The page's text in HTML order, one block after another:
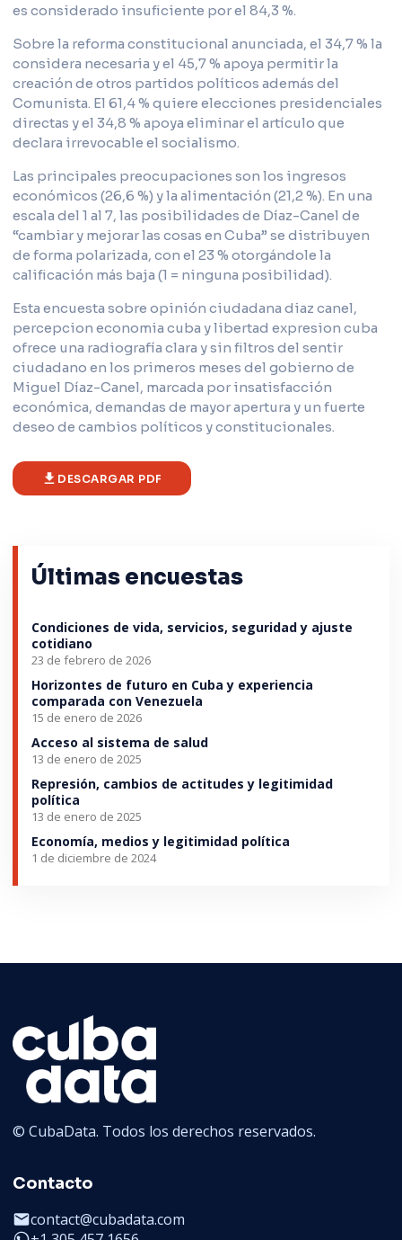
es considerado insuficiente por el 84,3 %.
Sobre la reforma constitucional anunciada, el 34,7 % la
considera necesaria y el 45,7 % apoya permitir la
creación de otros partidos políticos además del
Comunista. El 61,4 % quiere elecciones presidenciales
directas y el 34,8 % apoya eliminar el artículo que
declara irrevocable el socialismo.
Las principales preocupaciones son los ingresos
económicos (26,6 %) y la alimentación (21,2 %). En una
escala del 1 al 7, las posibilidades de Díaz-Canel de
“cambiar y mejorar las cosas en Cuba” se distribuyen
de forma polarizada, con el 23 % otorgándole la
calificación más baja (1 = ninguna posibilidad).
Esta encuesta sobre opinión ciudadana diaz canel,
percepcion economia cuba y libertad expresion cuba
ofrece una radiografía clara y sin filtros del sentir
ciudadano en los primeros meses del gobierno de
Miguel Díaz-Canel, marcada por insatisfacción
económica, demandas de mayor apertura y un fuerte
deseo de cambios políticos y constitucionales.
DESCARGAR PDF
Últimas encuestas
Condiciones de vida, servicios, seguridad y ajuste
cotidiano
23 de febrero de 2026
Horizontes de futuro en Cuba y experiencia
comparada con Venezuela
15 de enero de 2026
Acceso al sistema de salud
13 de enero de 2025
Represión, cambios de actitudes y legitimidad
política
13 de enero de 2025
Economía, medios y legitimidad política
1 de diciembre de 2024
© CubaData. Todos los derechos reservados.
Contacto
contact@cubadata.com